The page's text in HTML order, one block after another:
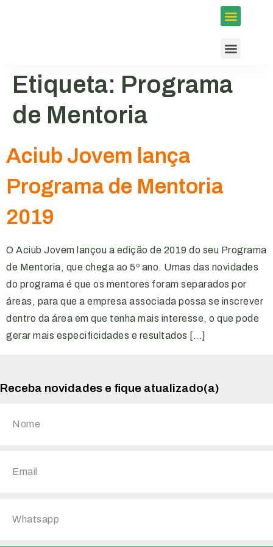
Etiqueta: Programa
de Mentoria
Aciub Jovem lança
Programa de Mentoria
2019
O Aciub Jovem lançou a edição de 2019 do seu Programa
de Mentoria, que chega ao 5º ano. Umas das novidades
do programa é que os mentores foram separados por
áreas, para que a empresa associada possa se inscrever
dentro da área em que tenha mais interesse, o que pode
gerar mais especificidades e resultados […]
Receba novidades e fique atualizado(a)